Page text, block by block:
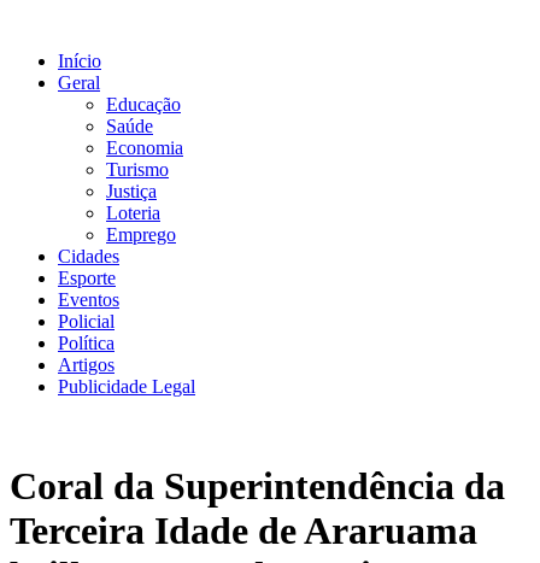
conteúdo
Início
Geral
Educação
Saúde
Economia
Turismo
Justiça
Loteria
Emprego
Cidades
Esporte
Eventos
Policial
Política
Artigos
Publicidade Legal
Coral da Superintendência da
Terceira Idade de Araruama